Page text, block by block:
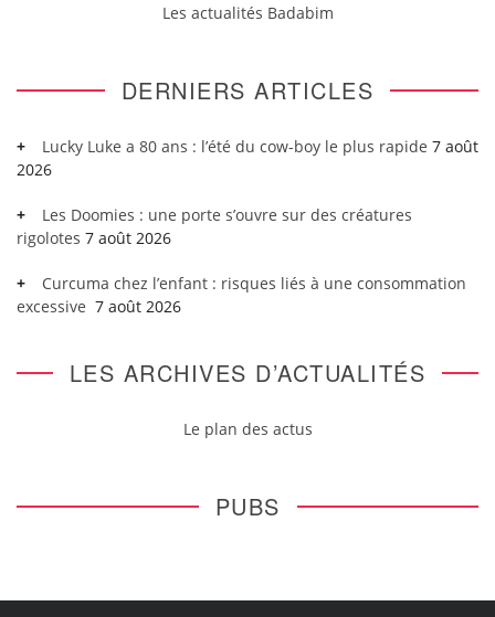
Les actualités Badabim
DERNIERS ARTICLES
Lucky Luke a 80 ans : l’été du cow-boy le plus rapide 7 août
2026
Les Doomies : une porte s’ouvre sur des créatures
rigolotes 7 août 2026
Curcuma chez l’enfant : risques liés à une consommation
excessive 7 août 2026
LES ARCHIVES D’ACTUALITÉS
Le plan des actus
PUBS